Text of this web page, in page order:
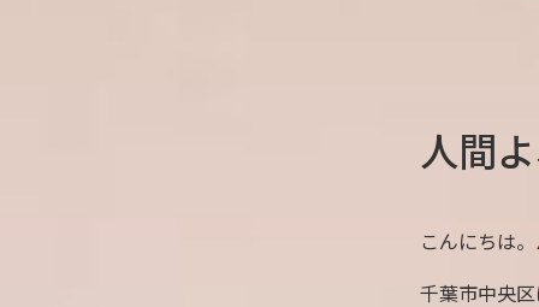
人間
こんにちは
千葉市中央